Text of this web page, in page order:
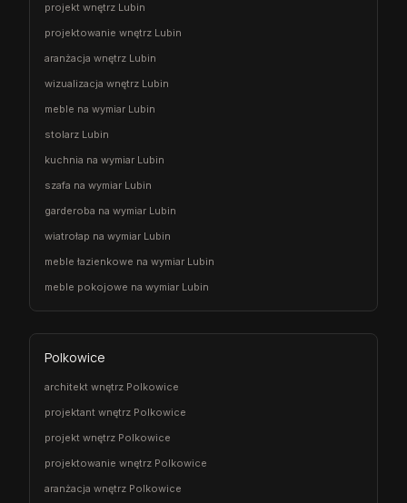
projekt wnętrz Lubin
projektowanie wnętrz Lubin
aranżacja wnętrz Lubin
wizualizacja wnętrz Lubin
meble na wymiar Lubin
stolarz Lubin
kuchnia na wymiar Lubin
szafa na wymiar Lubin
garderoba na wymiar Lubin
wiatrołap na wymiar Lubin
meble łazienkowe na wymiar Lubin
meble pokojowe na wymiar Lubin
Polkowice
architekt wnętrz Polkowice
projektant wnętrz Polkowice
projekt wnętrz Polkowice
projektowanie wnętrz Polkowice
aranżacja wnętrz Polkowice